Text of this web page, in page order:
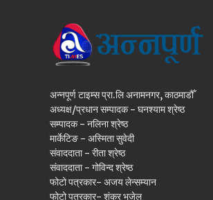
अन्नपूर्ण टाइम्स प्रा.लि अनामनगर, काठमाडौँ
अध्यक्ष/प्रधान सम्पादक - घनश्याम श्रेष्ठ
सम्पादक - नलिना श्रेष्ठ
मार्केटिङ - अस्मिता सुवेदी
संवाददाता - रीता श्रेष्ठ
संवाददाता - गोविन्द श्रेष्ठ
फोटो पत्रकार- अजय लेन्सम्यान
फोटो पत्रकार- शंकर भुजेल